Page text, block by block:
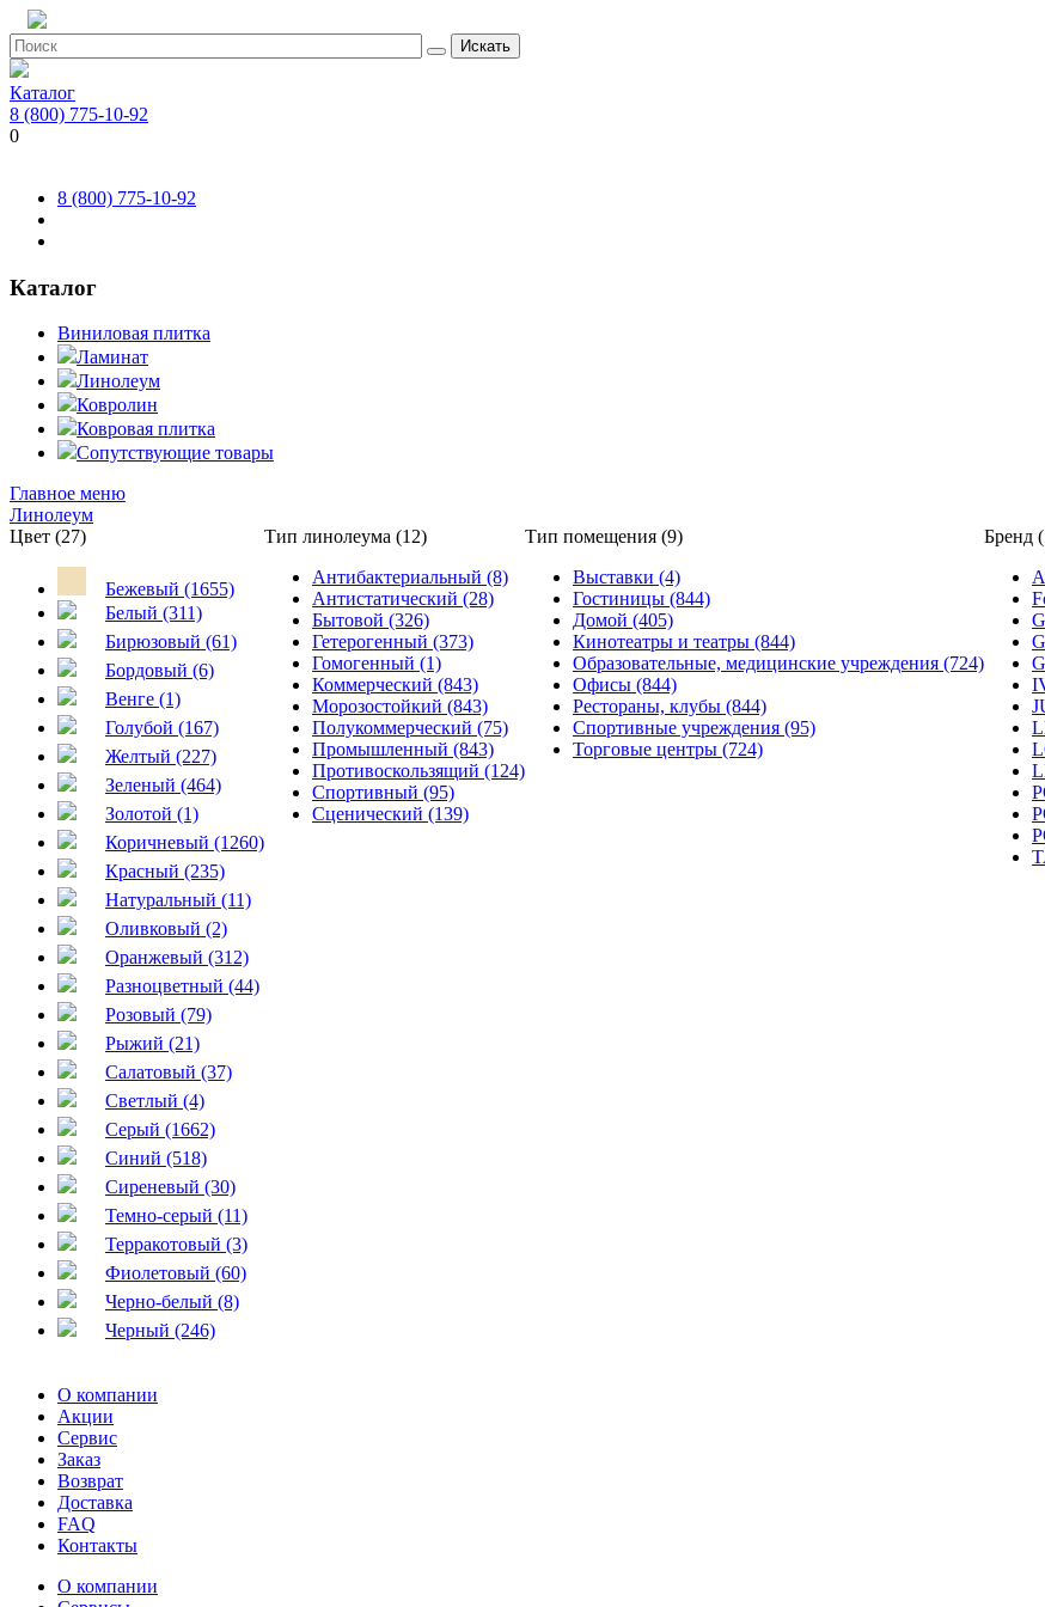
Искать
Каталог
8 (800) 775-10-92
0
8 (800) 775-10-92
Каталог
Виниловая плитка
Ламинат
Линолеум
Ковролин
Ковровая плитка
Сопутствующие товары
Главное меню
Линолеум
Цвет (27)
Бежевый (1655)
Белый (311)
Бирюзовый (61)
Бордовый (6)
Венге (1)
Голубой (167)
Желтый (227)
Зеленый (464)
Золотой (1)
Коричневый (1260)
Красный (235)
Натуральный (11)
Оливковый (2)
Оранжевый (312)
Разноцветный (44)
Розовый (79)
Рыжий (21)
Салатовый (37)
Светлый (4)
Серый (1662)
Синий (518)
Сиреневый (30)
Темно-серый (11)
Терракотовый (3)
Фиолетовый (60)
Черно-белый (8)
Черный (246)
Тип линолеума (12)
Антибактериальный (8)
Антистатический (28)
Бытовой (326)
Гетерогенный (373)
Гомогенный (1)
Коммерческий (843)
Морозостойкий (843)
Полукоммерческий (75)
Промышленный (843)
Противоскользящий (124)
Спортивный (95)
Сценический (139)
Тип помещения (9)
Выставки (4)
Гостиницы (844)
Домой (405)
Кинотеатры и театры (844)
Образовательные, медицинские учреждения (724)
Офисы (844)
Рестораны, клубы (844)
Спортивные учреждения (95)
Торговые центры (724)
Бренд
О компании
Акции
Сервис
Заказ
Возврат
Доставка
FAQ
Контакты
О компании